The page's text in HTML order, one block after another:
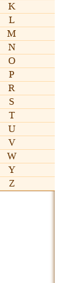
K
L
M
N
O
P
R
S
T
U
V
W
Y
Z